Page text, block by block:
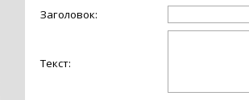
Заголовок:
Текст: